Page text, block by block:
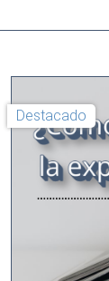
Destacado